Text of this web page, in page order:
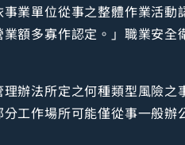
業單位從事之整體作業活
額多寡作認定。」職業安
辦法所定之何種類型風險
工作場所可能僅從事一般